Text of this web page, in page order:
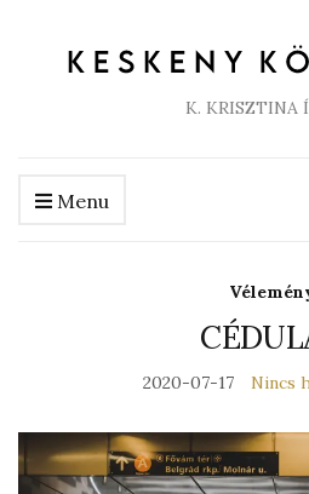
K. KRISZTINA
Menu
2020-07-17 Nincs